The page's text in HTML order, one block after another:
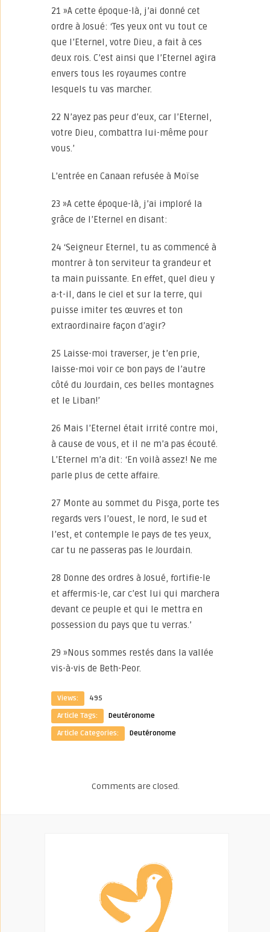
21 »A cette époque-là, j’ai donné cet
ordre à Josué: ‘Tes yeux ont vu tout ce
que l’Eternel, votre Dieu, a fait à ces
deux rois. C’est ainsi que l’Eternel agira
envers tous les royaumes contre
lesquels tu vas marcher.
22 N’ayez pas peur d’eux, car l’Eternel,
votre Dieu, combattra lui-même pour
vous.’
L’entrée en Canaan refusée à Moïse
23 »A cette époque-là, j’ai imploré la
grâce de l’Eternel en disant:
24 ‘Seigneur Eternel, tu as commencé à
montrer à ton serviteur ta grandeur et
ta main puissante. En effet, quel dieu y
a-t-il, dans le ciel et sur la terre, qui
puisse imiter tes œuvres et ton
extraordinaire façon d’agir?
25 Laisse-moi traverser, je t’en prie,
laisse-moi voir ce bon pays de l’autre
côté du Jourdain, ces belles montagnes
et le Liban!’
26 Mais l’Eternel était irrité contre moi,
à cause de vous, et il ne m’a pas écouté.
L’Eternel m’a dit: ‘En voilà assez! Ne me
parle plus de cette affaire.
27 Monte au sommet du Pisga, porte tes
regards vers l’ouest, le nord, le sud et
l’est, et contemple le pays de tes yeux,
car tu ne passeras pas le Jourdain.
28 Donne des ordres à Josué, fortifie-le
et affermis-le, car c’est lui qui marchera
devant ce peuple et qui le mettra en
possession du pays que tu verras.’
29 »Nous sommes restés dans la vallée
vis-à-vis de Beth-Peor.
Views:
495
Article Tags:
Deutéronome
Article Categories:
Deutéronome
Comments are closed.